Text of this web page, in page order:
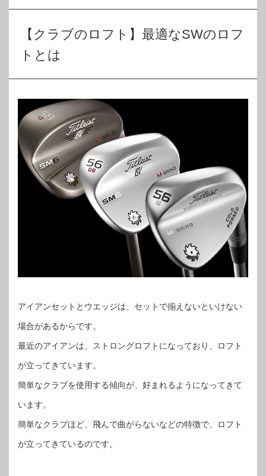
【クラブのロフト】最適なSWのロフ
トとは
アイアンセットとウエッジは、セットで揃えないといけない
場合があるからです。
最近のアイアンは、ストロングロフトになっており、ロフト
が立ってきています。
簡単なクラブを使用する傾向が、好まれるようになってきて
います。
簡単なクラブほど、飛んで曲がらないなどの特徴で、ロフト
が立ってきているのです。